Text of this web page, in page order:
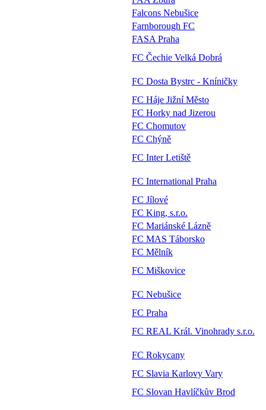
Falcons Nebušice
Farnborough FC
FASA Praha
FC Čechie Velká Dobrá
FC Dosta Bystrc - Kníničky
FC Háje Jižní Město
FC Horky nad Jizerou
FC Chomutov
FC Chýně
FC Inter Letiště
FC International Praha
FC Jílové
FC King, s.r.o.
FC Mariánské Lázně
FC MAS Táborsko
FC Mělník
FC Miškovice
FC Nebušice
FC Praha
FC REAL Král. Vinohrady s.r.o.
FC Rokycany
FC Slavia Karlovy Vary
FC Slovan Havlíčkův Brod